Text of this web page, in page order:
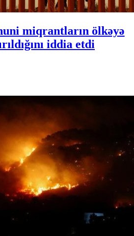
miqrantların ölkəyə
iddia etdi